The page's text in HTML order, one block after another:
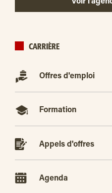
Voir
CARRIÈRE
Offres d'emploi
Formation
Appels d'offres
Agenda